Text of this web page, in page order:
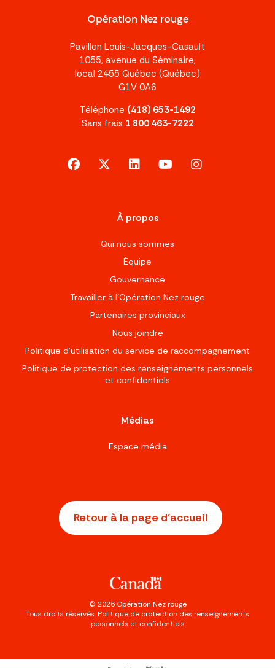
Opération Nez rouge
Pavillon Louis-Jacques-Casault
1055, avenue du Séminaire,
local 2455 Québec (Québec)
G1V 0A6
Téléphone (418) 653-1492
Sans frais 1 800 463-7222
facebookx-twitterlinkedinyoutubeinstagram
À propos
Qui nous sommes
Équipe
Gouvernance
Travailler à l’Opération Nez rouge
Partenaires provinciaux
Nous joindre
Politique d'utilisation du service de raccompagnement
Politique de protection des renseignements personnels
et confidentiels
Médias
Espace média
Retour à la page d'accueil
© 2026Opération Nez rouge
Tous droits réservés.Politique de protection des renseignements
personnels et confidentiels